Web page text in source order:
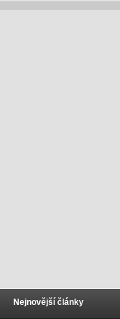
Nejnovější články